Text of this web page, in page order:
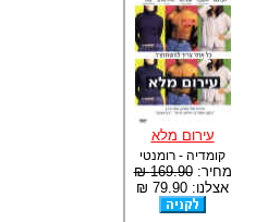
עירום מלא
קומדיה - רומנטי
מחיר:169.90 ₪
אצלנו: 79.90 ₪